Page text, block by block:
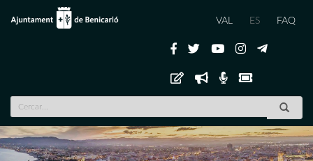
VAL ES FAQ